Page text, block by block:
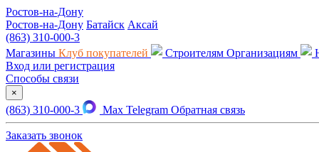
Ростов-на-Дону
Ростов-на-Дону Батайск Аксай
(863) 310-000-3
Магазины Клуб покупателей Строителям Организациям
Вход или регистрация
Способы связи
×
(863) 310-000-3 Max Telegram Обратная связь
Заказать звонок